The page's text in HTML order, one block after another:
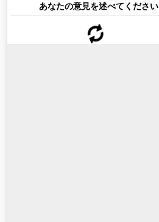
あなたの意見を述べてください